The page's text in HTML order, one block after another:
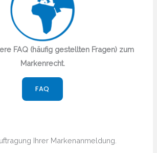
FAQ (häufig gestellten Fragen) zum
Markenrecht.
FAQ
Ihrer Markenanmeldung.